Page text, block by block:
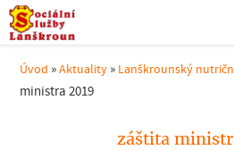
Úvod »Aktuality » Lanškrounský
ministra 2019
záštita